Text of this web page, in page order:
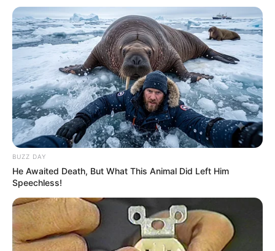
BUZZ DAY
He Awaited Death, But What This Animal Did Left Him
Speechless!